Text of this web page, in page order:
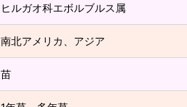
ヒルガオ科エボルブルス属
南北アメリカ、アジア
苗